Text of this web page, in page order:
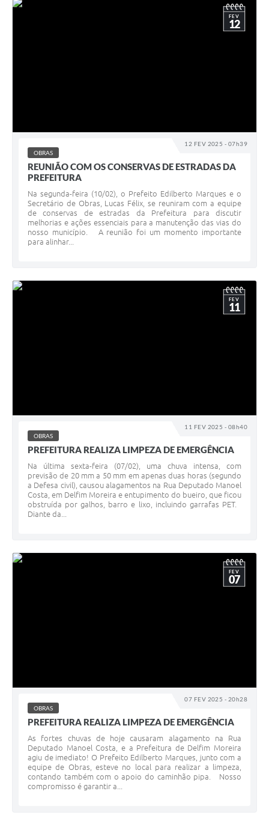
12 FEV 2025 - 07h39
FEV
12
OBRAS
REUNIÃO COM OS CONSERVAS DE ESTRADAS DA
PREFEITURA
Na segunda-feira (10/02), o Prefeito Edilberto Marques e o
Secretário de Obras, Lucas Félix, se reuniram com a equipe
de conservas de estradas da Prefeitura para discutir
melhorias e ações essenciais para a manutenção das vias do
nosso município. A reunião foi um momento importante
para alinhar...
11 FEV 2025 - 08h40
FEV
11
OBRAS
PREFEITURA REALIZA LIMPEZA DE EMERGÊNCIA
Na última sexta-feira (07/02), uma chuva intensa, com
previsão de 20 mm a 50 mm em apenas duas horas (segundo
a Defesa civil), causou alagamentos na Rua Deputado Manoel
Costa, em Delfim Moreira e entupimento do bueiro, que ficou
obstruída por galhos, barro e lixo, incluindo garrafas PET.
Diante da...
07 FEV 2025 - 20h28
FEV
07
OBRAS
PREFEITURA REALIZA LIMPEZA DE EMERGÊNCIA
As fortes chuvas de hoje causaram alagamento na Rua
Deputado Manoel Costa, e a Prefeitura de Delfim Moreira
agiu de imediato! O Prefeito Edilberto Marques, junto com a
equipe de Obras, esteve no local para realizar a limpeza,
contando também com o apoio do caminhão pipa. Nosso
compromisso é garantir a...